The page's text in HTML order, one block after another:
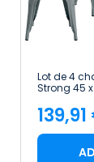
Lot de 4
Strong 45